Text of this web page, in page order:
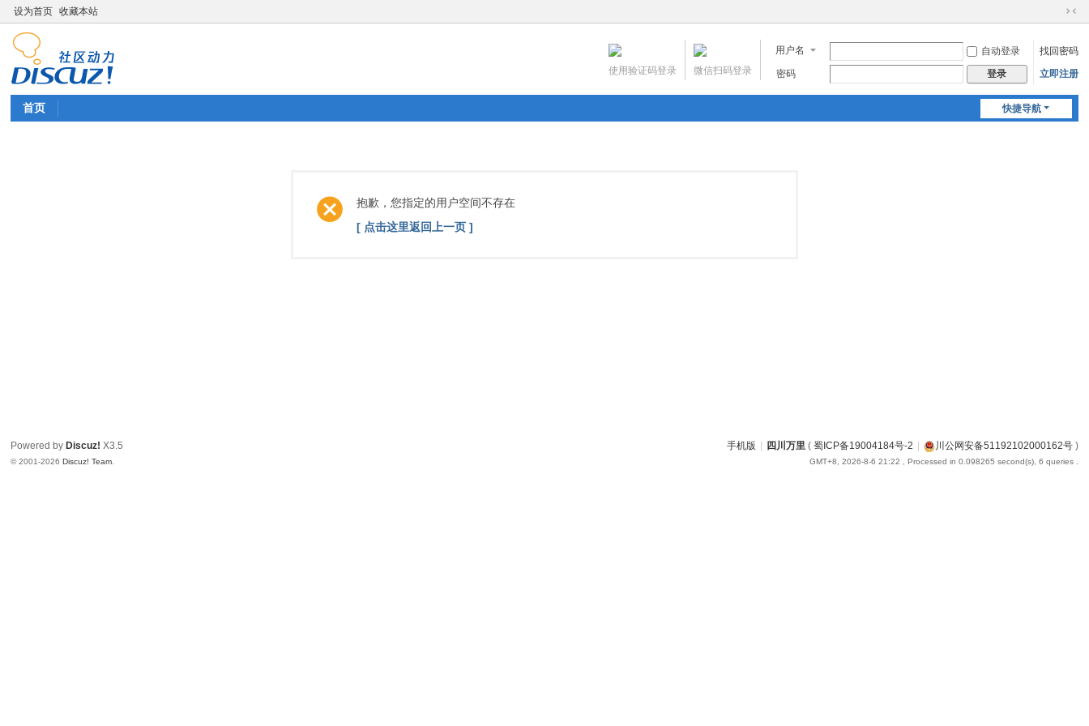
设为首页 收藏本站
切
到
窄
用户名 自动登录
找回密码
密码
登录 立即注册
微信扫码登录
使用验证码登录
快捷导航
首页
抱歉，您指定的用户空间不存在
[ 点击这里返回上一页 ]
手机版 四川万里( 蜀ICP备19004184号-2 川公网安备51192102000162号)
GMT+8, 2026-8-6 21:22 , Processed in 0.098265 second(s), 6 queries .
Powered by Discuz! X3.5
© 2001-2026Discuz! Team